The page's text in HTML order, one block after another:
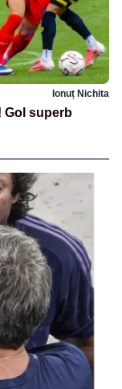
Ionuț Nichita
Gol superb